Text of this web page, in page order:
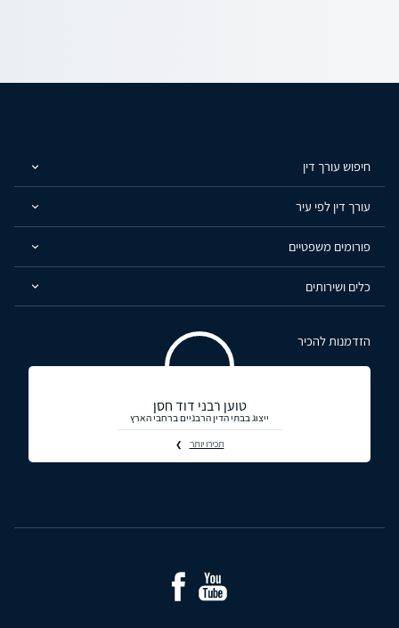
חיפוש עורך דין
עורך דין לפי עיר
פורומים משפטיים
כלים ושירותים
הזדמנות להכיר
טוען רבני דוד חסן
ייצוג בבתי הדין הרבניים ברחבי הארץ
תכירו יותר